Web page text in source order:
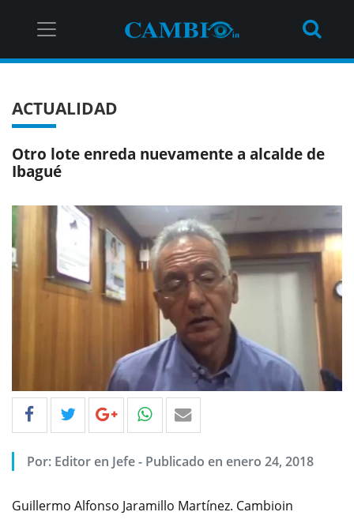
ACTUALIDAD
Otro lote enreda nuevamente a alcalde de
Ibagué
Por: Editor en Jefe - Publicado en enero 24, 2018
Guillermo Alfonso Jaramillo Martínez. Cambioin